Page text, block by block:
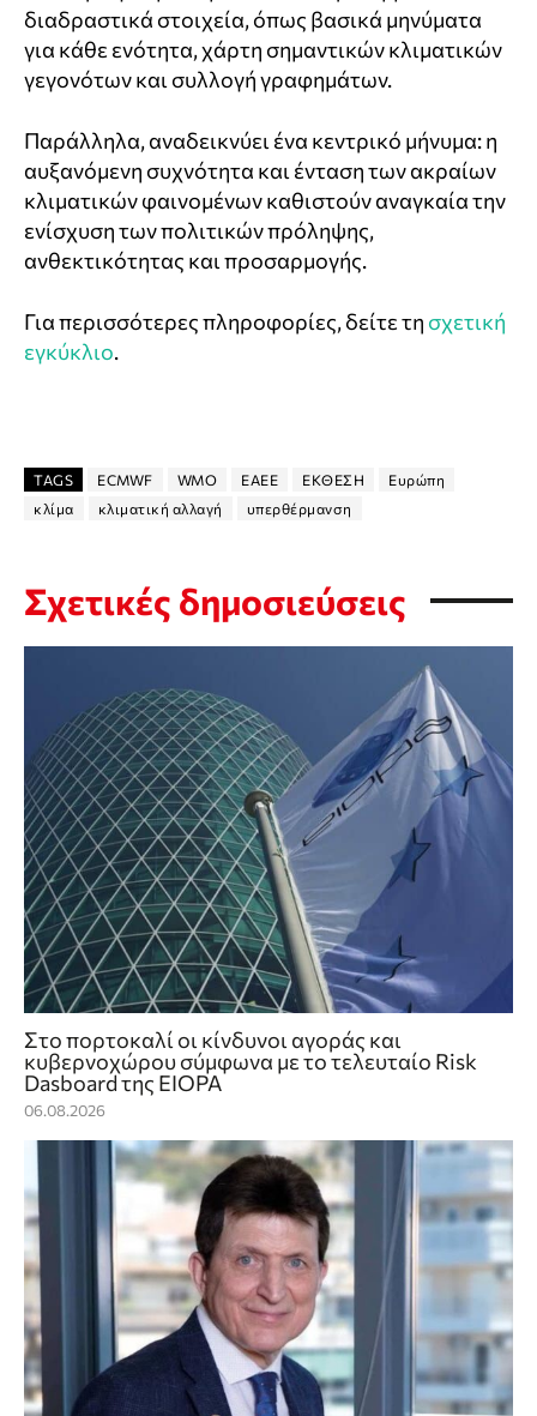
διαδραστικά στοιχεία, όπως βασικά μηνύματα
για κάθε ενότητα, χάρτη σημαντικών κλιματικών
γεγονότων και συλλογή γραφημάτων.
Παράλληλα, αναδεικνύει ένα κεντρικό μήνυμα: η
αυξανόμενη συχνότητα και ένταση των ακραίων
κλιματικών φαινομένων καθιστούν αναγκαία την
ενίσχυση των πολιτικών πρόληψης,
ανθεκτικότητας και προσαρμογής.
Για περισσότερες πληροφορίες, δείτε τη σχετική
εγκύκλιο.
TAGS ECMWF WMO ΕΑΕΕ ΕΚΘΕΣΗ
Ευρώπη
κλίμα
κλιματική αλλαγή υπερθέρμανση
Σχετικές δημοσιεύσεις
Στο πορτοκαλί οι κίνδυνοι αγοράς και
κυβερνοχώρου σύμφωνα με το τελευταίο Risk
Dasboard της EIOPA
06.08.2026